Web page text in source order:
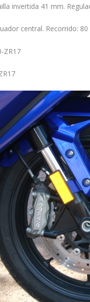
invertida 41 mm.
central. Recorrido:
ZR17